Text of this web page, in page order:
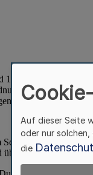
Auf dieser Seite
oder nur
die